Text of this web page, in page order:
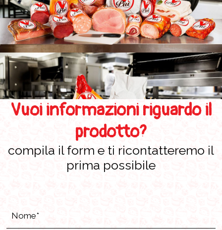
Vuoi informazioni riguardo il
prodotto?
compila il form e ti ricontatteremo il
prima possibile